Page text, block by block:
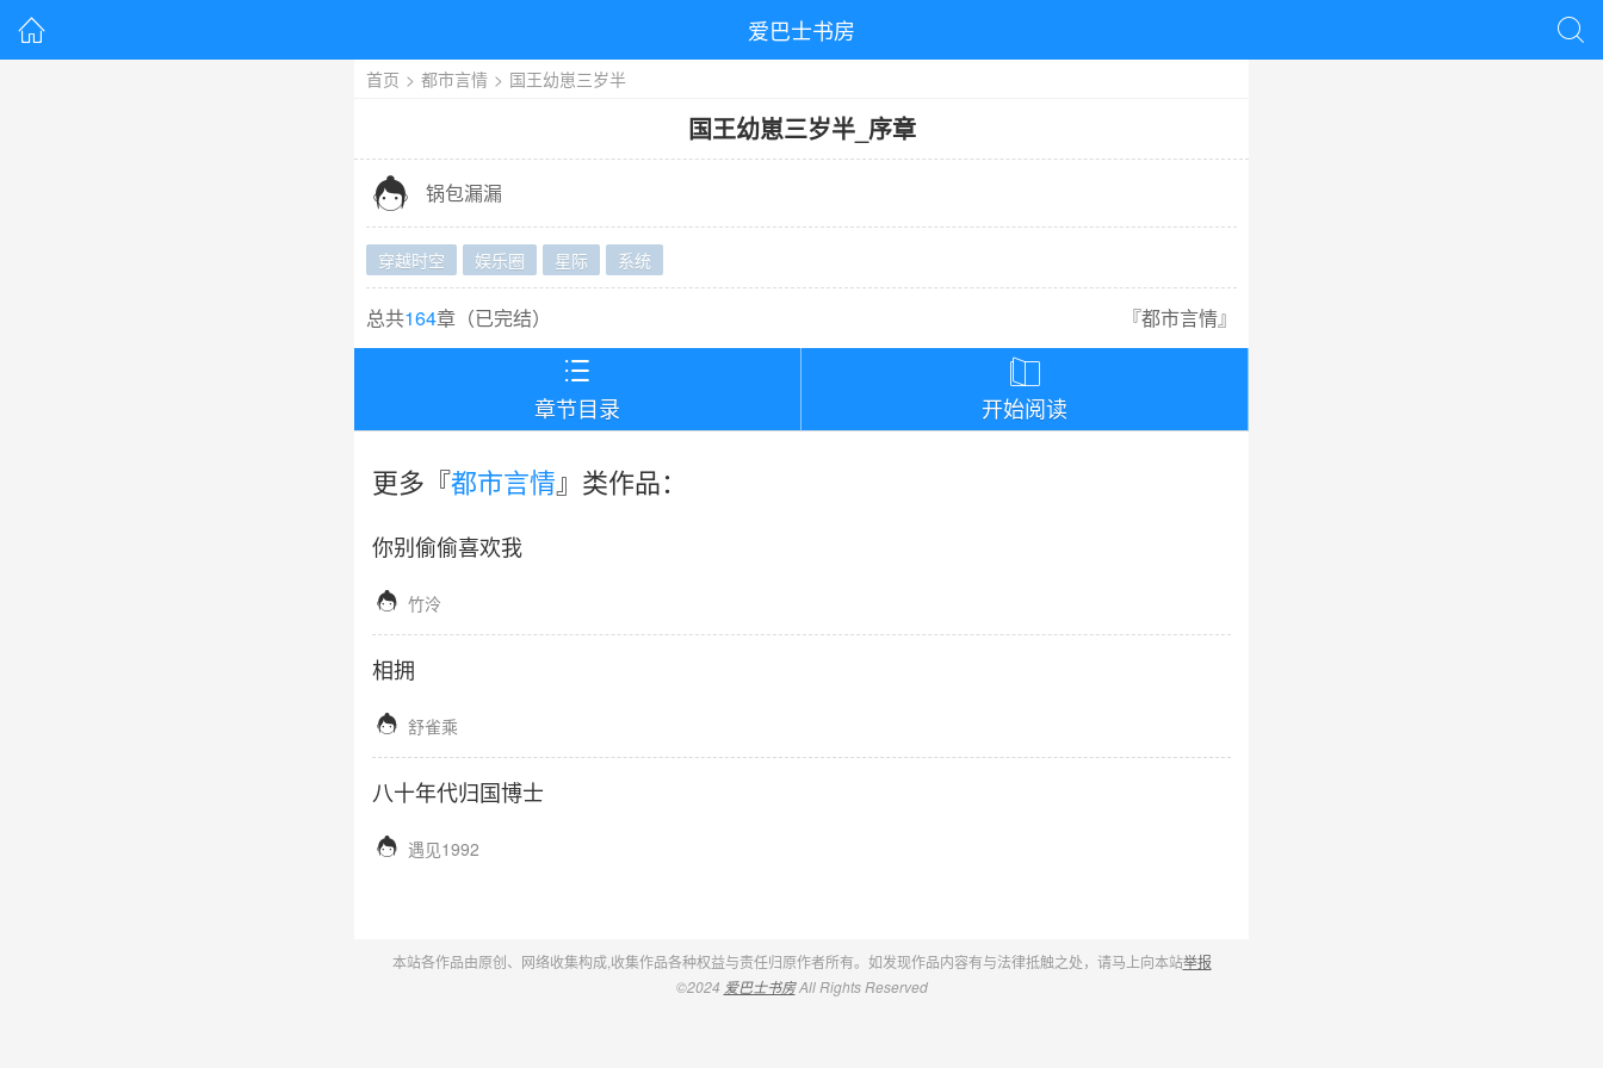
 爱巴士书房 
首页 > 都市言情 > 国王幼崽三岁半
国王幼崽三岁半_ 序章
 锅包漏漏
穿越时空 娱乐圈 星际 系统
总共164章（已完结） 『都市言情』

章节目录

开始阅读
更多『都市言情』类作品：
你别偷偷喜欢我
 竹泠
相拥
 舒雀乘
八十年代归国博士
 遇见1992
本站各作品由原创、网络收集构成,收集作品各种权益与责任归原作者所有。如发现作品内容有与法律抵触之处，请马上向本站举报
©2024 爱巴士书房All Rights Reserved